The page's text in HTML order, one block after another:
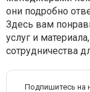
они подробно
Здесь вам
услуг и
сотрудничества
Подпишитесь на